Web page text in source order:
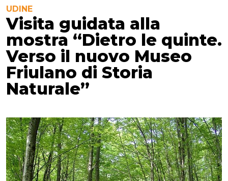
UDINE
Visita guidata alla
mostra “Dietro le quinte.
Verso il nuovo Museo
Friulano di Storia
Naturale”